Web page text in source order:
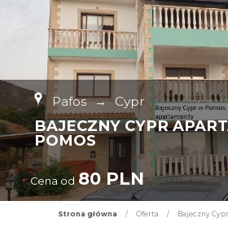
Pafos → Cypr
BAJECZNY CYPR
POMOS
Cena od 80 PLN
Strona główna / Oferta / Bajeczny